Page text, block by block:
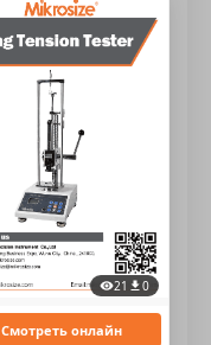
21 0
Смотреть онлайн